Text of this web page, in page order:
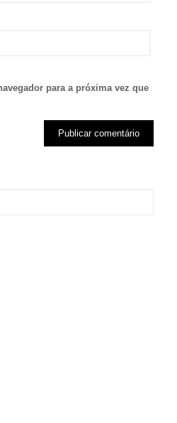
para a próxima vez que